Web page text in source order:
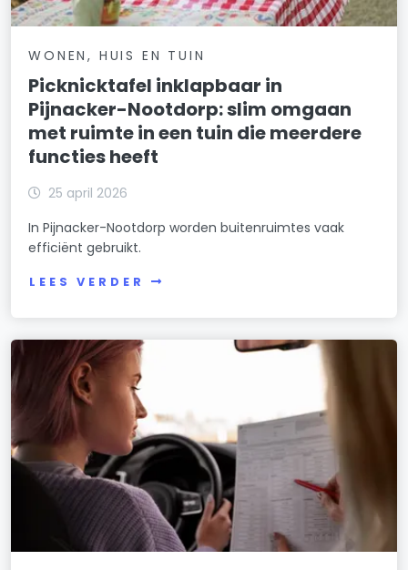
WONEN, HUIS EN TUIN
Picknicktafel inklapbaar in
Pijnacker-Nootdorp: slim omgaan
met ruimte in een tuin die meerdere
functies heeft
25 april 2026
In Pijnacker-Nootdorp worden buitenruimtes vaak
efficiënt gebruikt.
LEES VERDER